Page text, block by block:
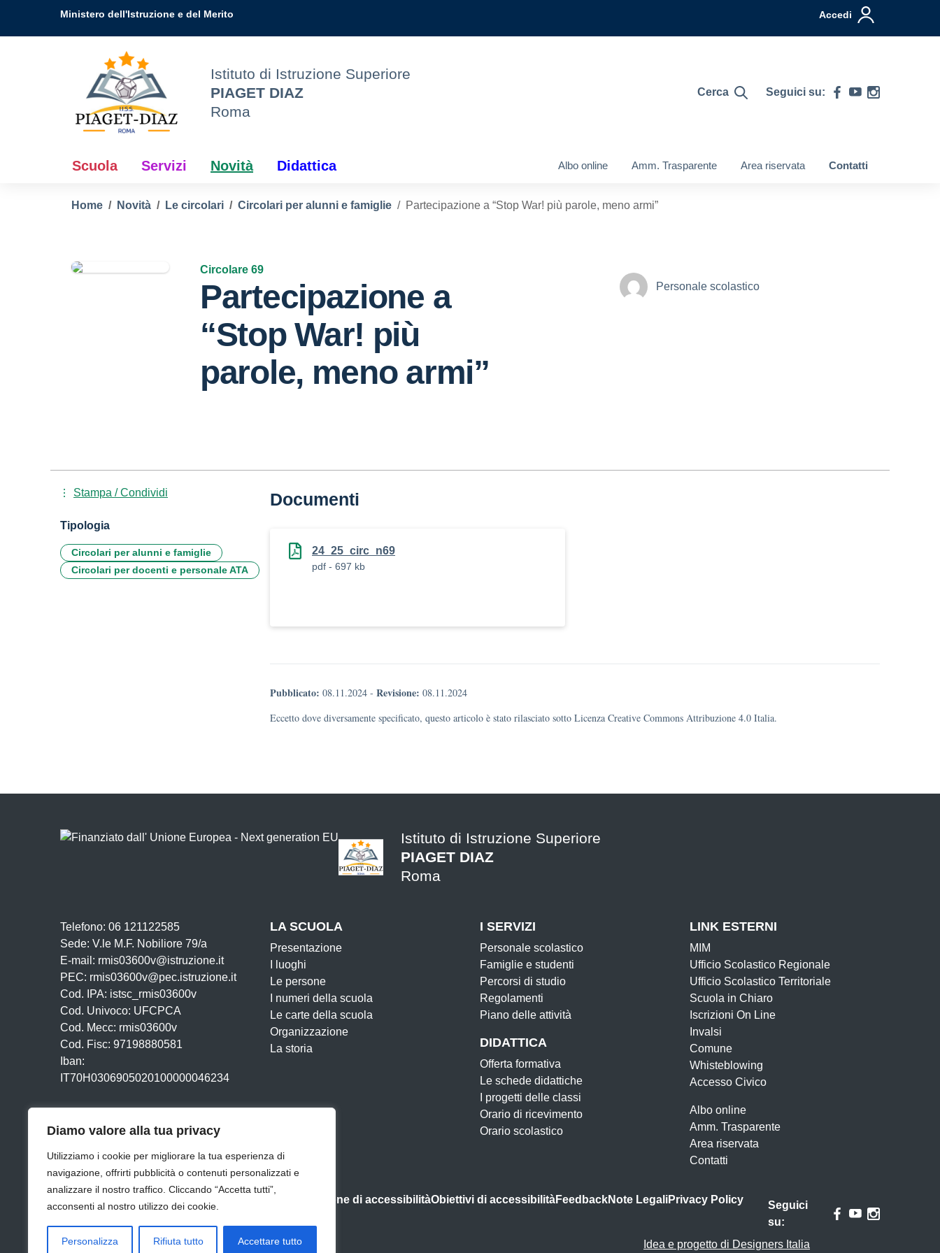
Diamo valore alla tua privacy
Utilizziamo i cookie per migliorare la tua esperienza di
navigazione, offrirti pubblicità o contenuti personalizzati e
analizzare il nostro traffico. Cliccando “Accetta tutti”,
acconsenti al nostro utilizzo dei cookie.
Personalizza Rifiuta tutto Accettare tutto
Ministero dell'Istruzione e del Merito Accedi
Istituto di Istruzione Superiore
PIAGET DIAZ
Roma
Cerca Seguici su:
Scuola Servizi Novità Didattica Albo online Amm. Trasparente Area riservata Contatti
Home Novità Le circolari Circolari per alunni e famiglie Partecipazione a “Stop War! più parole, meno armi”
Circolare 69
Partecipazione a
“Stop War! più
parole, meno armi”
Personale scolastico
Documenti
24_25_circ_n69
pdf - 697 kb
Pubblicato: 08.11.2024 - Revisione: 08.11.2024
Eccetto dove diversamente specificato, questo articolo è stato rilasciato sotto Licenza Creative Commons Attribuzione 4.0 Italia.
Stampa / Condividi
Tipologia
Circolari per alunni e famiglie
Circolari per docenti e personale ATA
Istituto di Istruzione Superiore
PIAGET DIAZ
Roma
Telefono: 06 121122585
Sede: V.le M.F. Nobiliore 79/a
E-mail: rmis03600v@istruzione.it
PEC: rmis03600v@pec.istruzione.it
Cod. IPA: istsc_rmis03600v
Cod. Univoco: UFCPCA
Cod. Mecc: rmis03600v
Cod. Fisc: 97198880581
Iban:
IT70H0306905020100000046234
LA SCUOLA
Presentazione
I luoghi
Le persone
I numeri della scuola
Le carte della scuola
Organizzazione
La storia
I SERVIZI
Personale scolastico
Famiglie e studenti
Percorsi di studio
Regolamenti
Piano delle attività
DIDATTICA
Offerta formativa
Le schede didattiche
I progetti delle classi
Orario di ricevimento
Orario scolastico
LINK ESTERNI
MIM
Ufficio Scolastico Regionale
Ufficio Scolastico Territoriale
Scuola in Chiaro
Iscrizioni On Line
Invalsi
Comune
Whisteblowing
Accesso Civico
Albo online
Amm. Trasparente
Area riservata
Contatti
Dichiarazione di accessibilitàObiettivi di accessibilitàFeedbackNote LegaliPrivacy Policy
Seguici
su:
Idea e progetto di Designers Italia